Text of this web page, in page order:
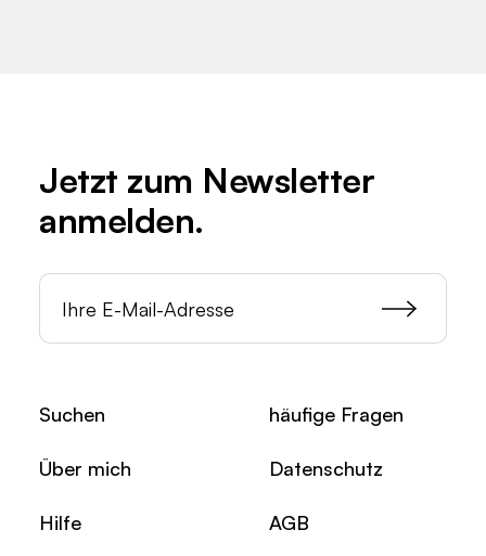
Jetzt zum Newsletter
anmelden.
Suchen
Über mich
Hilfe
häufige Fragen
Datenschutz
AGB